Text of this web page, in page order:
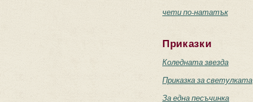
чети по-нататък
Приказки
Коледната звезда
Приказка за светулката
За една песъчинка